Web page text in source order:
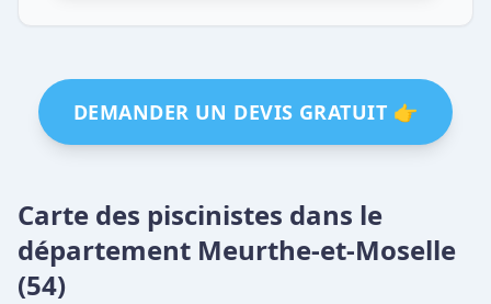
DEMANDER UN DEVIS GRATUIT 👉
Carte des piscinistes dans le
département Meurthe-et-Moselle
(54)